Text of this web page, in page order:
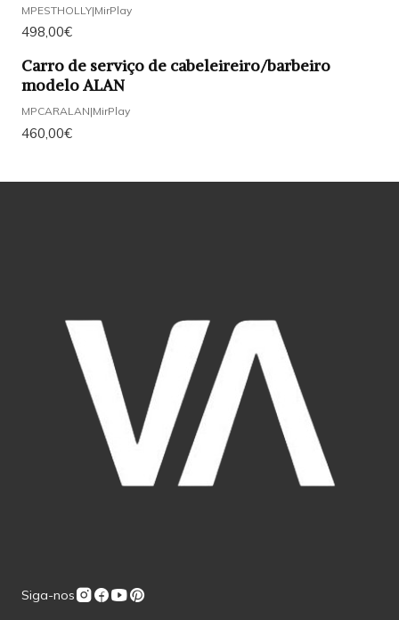
MPESTHOLLY|MirPlay
498,00€
Carro de serviço de cabeleireiro/barbeiro
modelo ALAN
MPCARALAN|MirPlay
460,00€
Siga-nos